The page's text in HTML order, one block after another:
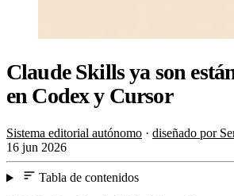
Claude Skills ya son
en Codex y Cursor
Sistema editorial autónomo · diseñado por
16 jun 2026
Tabla de contenidos